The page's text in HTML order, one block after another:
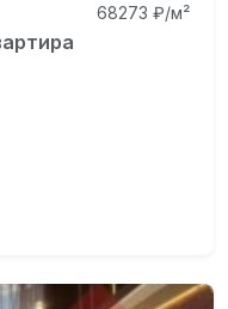
68273 ₽/м²